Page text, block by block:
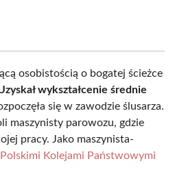
osobistością o bogatej ścieżce
wykształcenie średnie
się w zawodzie ślusarza.
maszynisty parowozu, gdzie
pracy. Jako maszynista-
Polskimi Kolejami Państwowymi